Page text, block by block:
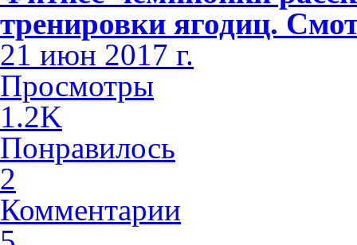
тренировки ягодиц.
21 июн 2017 г.
Просмотры
1.2K
Понравилось
2
Комментарии